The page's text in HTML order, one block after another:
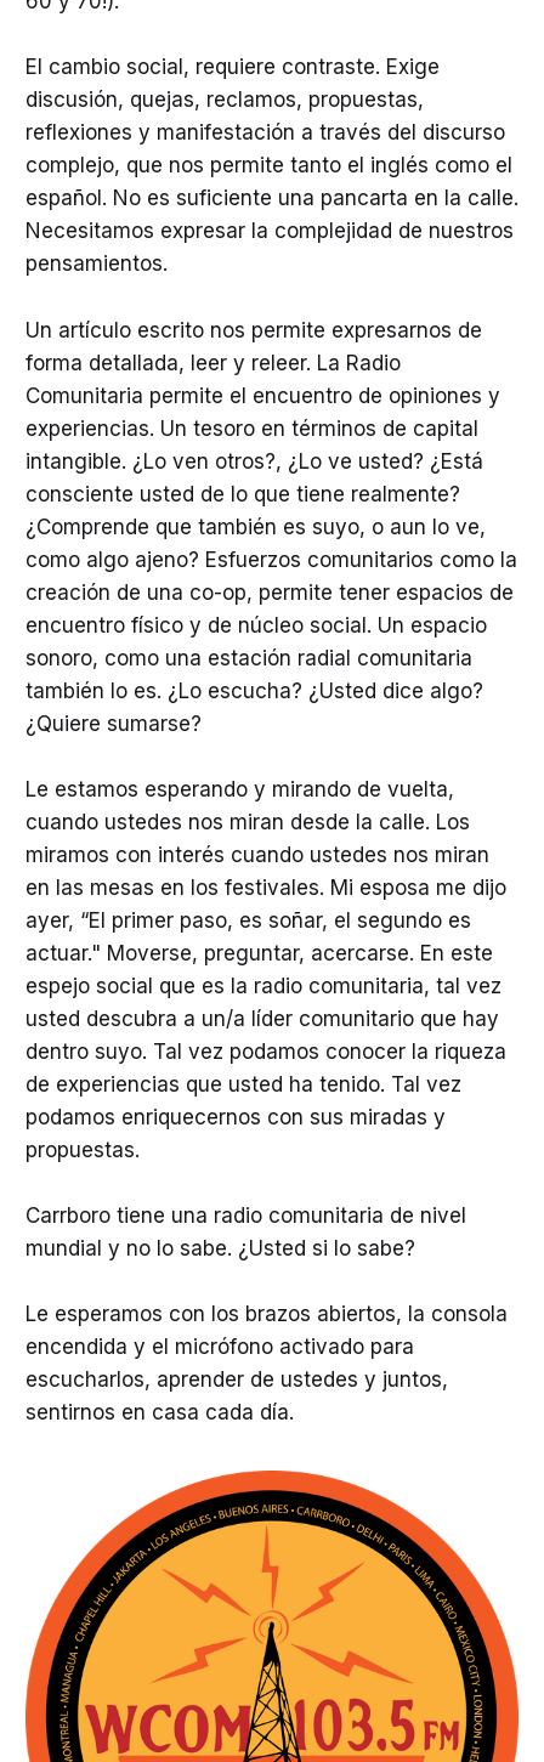
El cambio social, requiere contraste. Exige
discusión, quejas, reclamos, propuestas,
reflexiones y manifestación a través del discurso
complejo, que nos permite tanto el inglés como el
español. No es suficiente una pancarta en la calle.
Necesitamos expresar la complejidad de nuestros
pensamientos.
Un artículo escrito nos permite expresarnos de
forma detallada, leer y releer. La Radio
Comunitaria permite el encuentro de opiniones y
experiencias. Un tesoro en términos de capital
intangible. ¿Lo ven otros?, ¿Lo ve usted? ¿Está
consciente usted de lo que tiene realmente?
¿Comprende que también es suyo, o aun lo ve,
como algo ajeno? Esfuerzos comunitarios como la
creación de una co-op, permite tener espacios de
encuentro físico y de núcleo social. Un espacio
sonoro, como una estación radial comunitaria
también lo es. ¿Lo escucha? ¿Usted dice algo?
¿Quiere sumarse?
Le estamos esperando y mirando de vuelta,
cuando ustedes nos miran desde la calle. Los
miramos con interés cuando ustedes nos miran
en las mesas en los festivales. Mi esposa me dijo
ayer, “El primer paso, es soñar, el segundo es
actuar." Moverse, preguntar, acercarse. En este
espejo social que es la radio comunitaria, tal vez
usted descubra a un/a líder comunitario que hay
dentro suyo. Tal vez podamos conocer la riqueza
de experiencias que usted ha tenido. Tal vez
podamos enriquecernos con sus miradas y
propuestas.
Carrboro tiene una radio comunitaria de nivel
mundial y no lo sabe. ¿Usted si lo sabe?
Le esperamos con los brazos abiertos, la consola
encendida y el micrófono activado para
escucharlos, aprender de ustedes y juntos,
sentirnos en casa cada día.